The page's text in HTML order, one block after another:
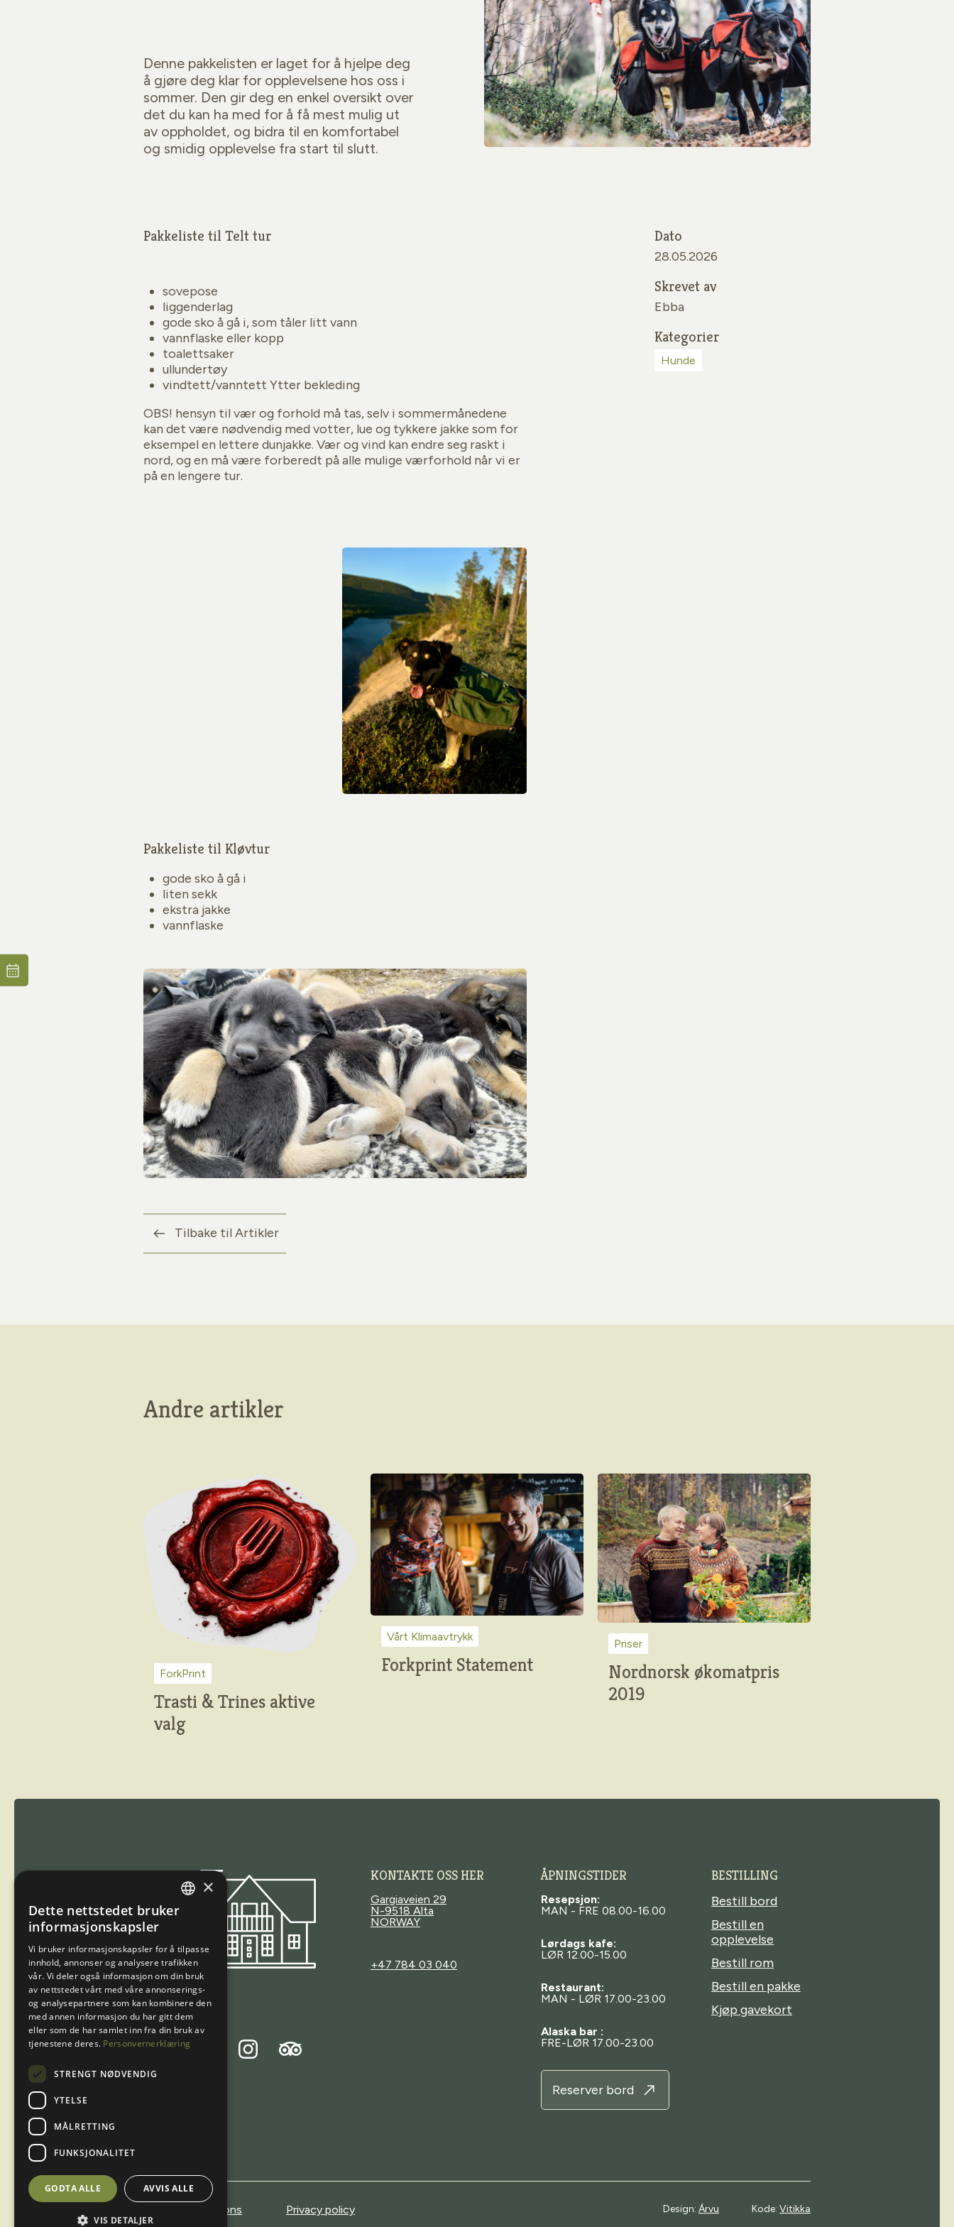
Denne pakkelisten er laget for å hjelpe deg
å gjøre deg klar for opplevelsene hos oss i
sommer. Den gir deg en enkel oversikt over
det du kan ha med for å få mest mulig ut
av oppholdet, og bidra til en komfortabel
og smidig opplevelse fra start til slutt.
Dato
28.05.2026
Skrevet av
Ebba
Kategorier
Hunde
Pakkeliste til Telt tur
sovepose
liggenderlag
gode sko å gå i, som tåler litt vann
vannflaske eller kopp
toalettsaker
ullundertøy
vindtett/vanntett Ytter bekleding
OBS! hensyn til vær og forhold må tas, selv i sommermånedene
kan det være nødvendig med votter, lue og tykkere jakke som for
eksempel en lettere dunjakke. Vær og vind kan endre seg raskt i
nord, og en må være forberedt på alle mulige værforhold når vi er
på en lengere tur.
Pakkeliste til Kløvtur
gode sko å gå i
liten sekk
ekstra jakke
vannflaske
Tilbake til Artikler
Andre artikler
ForkPrint
Trasti & Trines aktive
valg
Vårt Klimaavtrykk
Forkprint Statement
Priser
Nordnorsk økomatpris
2019
Trasti og Trine KONTAKTE OSS HER
Gargiaveien 29
N-9518 Alta
NORWAY
+47 784 03 040
ÅPNINGSTIDER
Resepsjon:
MAN - FRE 08.00-16.00
Lørdags kafe:
LØR 12.00-15.00
Restaurant:
MAN - LØR 17.00-23.00
Alaska bar :
FRE-LØR 17.00-23.00
Reserver bord
BESTILLING
Bestill bord
Bestill en
opplevelse
Bestill rom
Bestill en pakke
Kjøp gavekort
Terms & conditions Privacy policy Design: Árvu Kode: Vitikka
NORWEGIAN
×
Dette nettstedet bruker
informasjonskapsler
Vi bruker informasjonskapsler for å tilpasse
innhold, annonser og analysere trafikken
vår. Vi deler også informasjon om din bruk
av nettstedet vårt med våre annonserings-
og analysepartnere som kan kombinere den
med annen informasjon du har gitt dem
eller som de har samlet inn fra din bruk av
tjenestene deres. Personvernerklæring
STRENGT NØDVENDIG
YTELSE
MÅLRETTING
FUNKSJONALITET
GODTA ALLE AVVIS ALLE
VIS DETALJER